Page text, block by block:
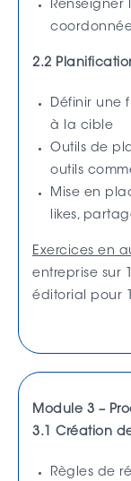
Renseigner
2.2
Définir une
à la cible
Outils de
outils
Mise en
likes,
Exercices en
entreprise sur
éditorial pour
Module 3 –
3.1 Création
Règles de